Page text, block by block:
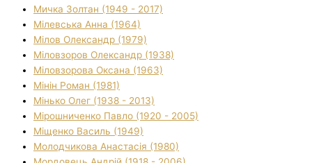
Мичка Золтан (1949 - 2017)
Мілевська Анна (1964)
Мілов Олександр (1979)
Міловзоров Олександр (1938)
Міловзорова Оксана (1963)
Мінін Роман (1981)
Мінько Олег (1938 - 2013)
Мірошниченко Павло (1920 - 2005)
Міщенко Василь (1949)
Молодчикова Анастасія (1980)